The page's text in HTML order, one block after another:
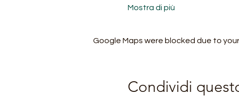
Mostra di più
Google Maps were blocked due to
Condividi